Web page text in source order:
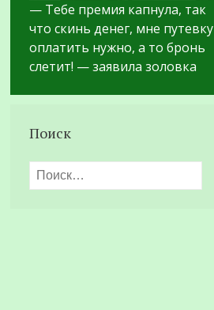
— Тебе премия капнула, так
что скинь денег, мне путевку
оплатить нужно, а то бронь
слетит! — заявила золовка
Поиск
Найти: